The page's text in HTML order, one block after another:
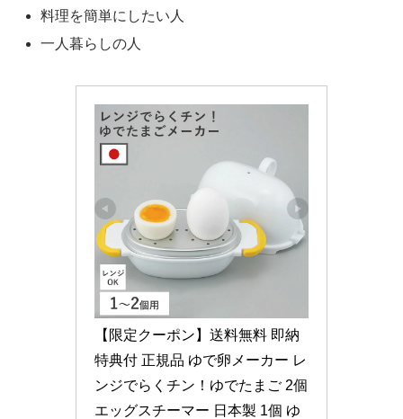
料理を簡単にしたい人
一人暮らしの人
【限定クーポン】送料無料 即納
特典付 正規品 ゆで卵メーカー レ
ンジでらくチン！ゆでたまご 2個
エッグスチーマー 日本製 1個 ゆ